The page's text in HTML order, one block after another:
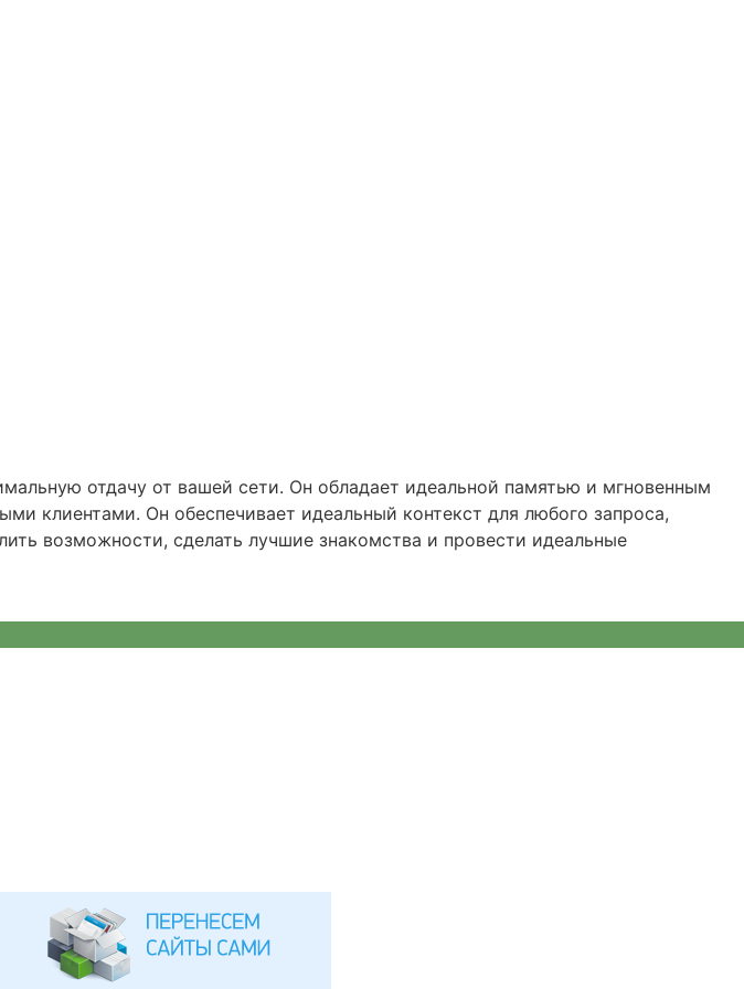
отдачу от вашей сети. Он обладает идеальной памятью и мгновенным
клиентами. Он обеспечивает идеальный контекст для любого запроса,
возможности, сделать лучшие знакомства и провести идеальные